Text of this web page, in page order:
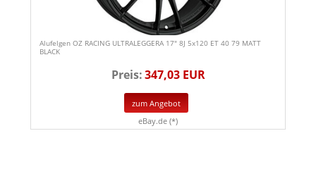
Alufelgen OZ RACING ULTRALEGGERA 17" 8J 5x120 ET 40 79 MATT
BLACK
Preis:347,03 EUR
zum Angebot
eBay.de (*)